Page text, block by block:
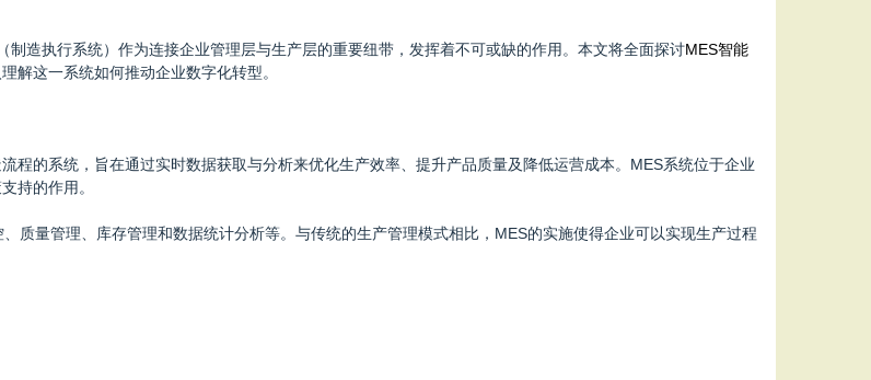
造执行系统）作为连接企业管理层与生产层的重要纽带，发挥着不可或缺的作用。本文将全面探讨MES智能
解这一系统如何推动企业数字化转型。
程的系统，旨在通过实时数据获取与分析来优化生产效率、提升产品质量及降低运营成本。MES系统位于企业
持的作用。
质量管理、库存管理和数据统计分析等。与传统的生产管理模式相比，MES的实施使得企业可以实现生产过程